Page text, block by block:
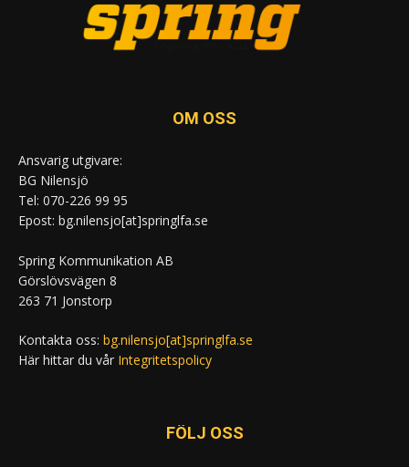
OM OSS
Ansvarig utgivare:
BG Nilensjö
Tel: 070-226 99 95
Epost: bg.nilensjo[at]springlfa.se
Spring Kommunikation AB
Görslövsvägen 8
263 71 Jonstorp
Kontakta oss: bg.nilensjo[at]springlfa.se
Här hittar du vår Integritetspolicy
FÖLJ OSS